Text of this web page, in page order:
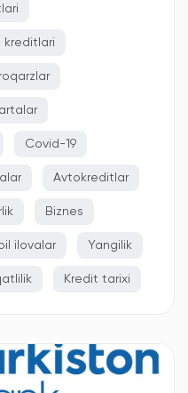
kreditlari
Covid-19
Avtokreditlar
Biznes
ilovalar Yangilik
Kredit tarixi